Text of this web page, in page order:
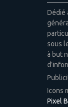
Dédié
sous
à but
Icons
Pixel